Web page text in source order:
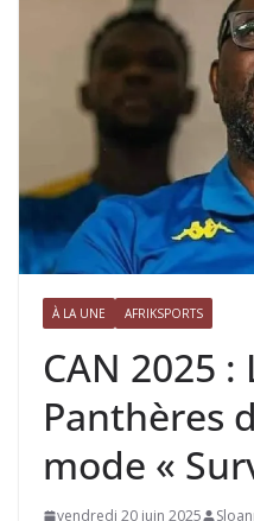
À LA UNE AFRIKSPORTS
CAN 2025 :
Panthères
mode «
vendredi 20 juin 2025